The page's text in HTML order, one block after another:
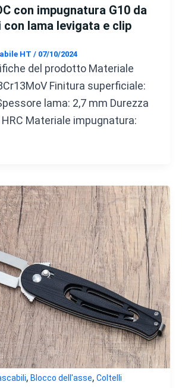
con impugnatura G10 da
con lama levigata e clip
HT / 07/10/2024
del prodotto Materiale
Finitura superficiale:
lama: 2,7 mm Durezza
HRC Materiale impugnatura:
, Blocco dell'asse, Coltelli